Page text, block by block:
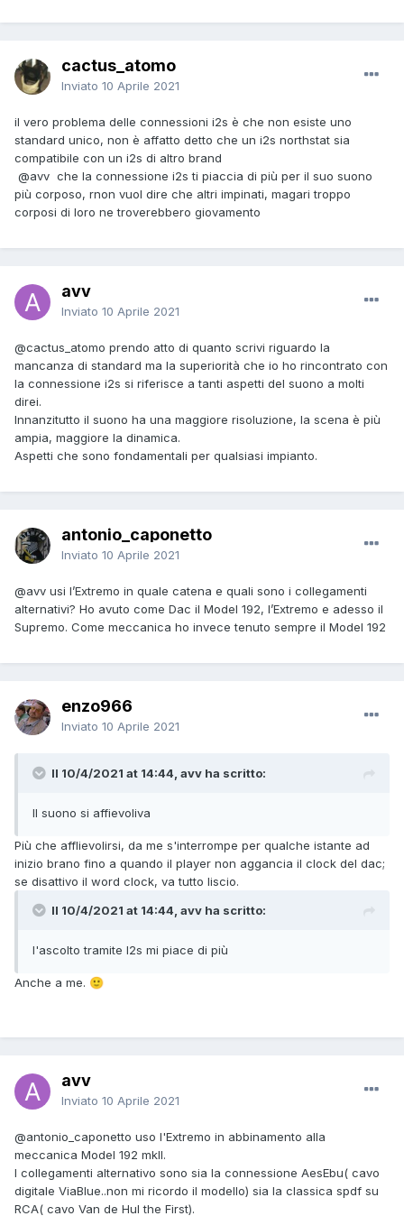
cactus_atomo
Inviato 10 Aprile 2021
il vero problema delle connessioni i2s è che non esiste uno
standard unico, non è affatto detto che un i2s northstat sia
compatibile con un i2s di altro brand
@avv che la connessione i2s ti piaccia di più per il suo suono
più corposo, rnon vuol dire che altri impinati, magari troppo
corposi di loro ne troverebbero giovamento
avv
Inviato 10 Aprile 2021
@cactus_atomo prendo atto di quanto scrivi riguardo la
mancanza di standard ma la superiorità che io ho rincontrato con
la connessione i2s si riferisce a tanti aspetti del suono a molti
direi.
Innanzitutto il suono ha una maggiore risoluzione, la scena è più
ampia, maggiore la dinamica.
Aspetti che sono fondamentali per qualsiasi impianto.
antonio_caponetto
Inviato 10 Aprile 2021
@avv usi l’Extremo in quale catena e quali sono i collegamenti
alternativi? Ho avuto come Dac il Model 192, l’Extremo e adesso il
Supremo. Come meccanica ho invece tenuto sempre il Model 192
enzo966
Inviato 10 Aprile 2021
Il 10/4/2021 at 14:44, avv ha scritto:
Il suono si affievoliva
Più che afflievolirsi, da me s'interrompe per qualche istante ad
inizio brano fino a quando il player non aggancia il clock del dac;
se disattivo il word clock, va tutto liscio.
Il 10/4/2021 at 14:44, avv ha scritto:
l'ascolto tramite I2s mi piace di più
Anche a me. 🙂
avv
Inviato 10 Aprile 2021
@antonio_caponetto uso l'Extremo in abbinamento alla
meccanica Model 192 mkII.
I collegamenti alternativo sono sia la connessione AesEbu( cavo
digitale ViaBlue..non mi ricordo il modello) sia la classica spdf su
RCA( cavo Van de Hul the First).